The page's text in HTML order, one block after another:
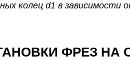
колец d1 в зависимости
ФРЕЗ НА